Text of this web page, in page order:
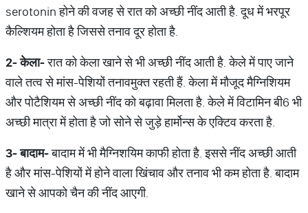
serotonin होने की वजह से रात को अच्छी नींद आती है. दूध में भरपूर
कैल्शि‍यम होता है जिससे तनाव दूर होता है.
2-केला-रात को केला खाने से भी अच्छी नींद आती है. केले में पाए जाने
वाले तत्व से मांस-पेशि‍यों तनावमुक्त रहती हैं. केला में मौजूद मैग्न‍िशि‍यम
और पोटैशि‍यम से अच्छी नींद को बढ़ावा मिलता है. केले में विटामिन बी6 भी
अच्छी मात्रा में होता है जो सोने से जुड़े हार्मोन्स के एक्टिव करता है.
3-बादाम-बादाम में भी मैग्न‍िशयिम काफी होता है. इससे नींद अच्छी आती
है और मांस-पेशि‍यों में होने वाला खिंचाव और तनाव भी कम होता है. बादाम
खाने से आपको चैन की नींद आएगी.